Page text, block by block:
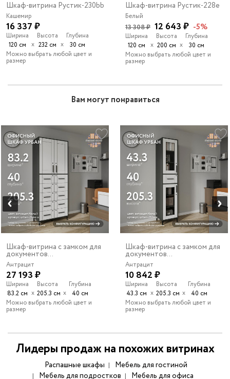
Шкаф-витрина Рустик-230bb
Кашемир
16 337 ₽
Ширина
120 см
х
Высота
232 см х
Глубина
30 см
Можно выбрать любой цвет и
размер
Шкаф-витрина Рустик-228e
Белый
13 308 ₽ 12 643 ₽ -5%
Ширина
120 см
х
Высота
200 см х
Глубина
30 см
Можно выбрать любой цвет и
размер
Вам могут понравиться
Шкаф-витрина с замком для
документов...
Антрацит
27 193 ₽
Ширина
83.2 см х
Высота
205.3 см х
Глубина
40 см
Можно выбрать любой цвет и
размер
Шкаф-витрина с замком для
документов...
Антрацит
10 842 ₽
Ширина
43.3 см х
Высота
205.3 см х
Глубина
40 см
Можно выбрать любой цвет и
размер
Лидеры продаж на похожих витринах
Распашные шкафы
Мебель для гостиной
Мебель для подростков
Мебель для офиса